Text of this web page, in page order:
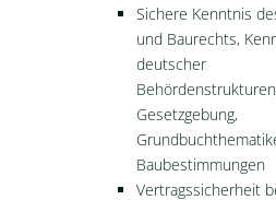
Sichere Kenntnis
und Baurechts,
deutscher
Gesetzgebung,
Baubestimmungen
Vertragssicherheit